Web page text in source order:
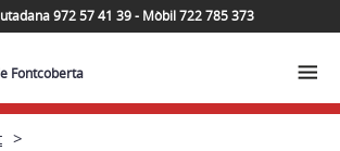
972 57 41 39 - Mòbil 722 785 373
Fontcoberta